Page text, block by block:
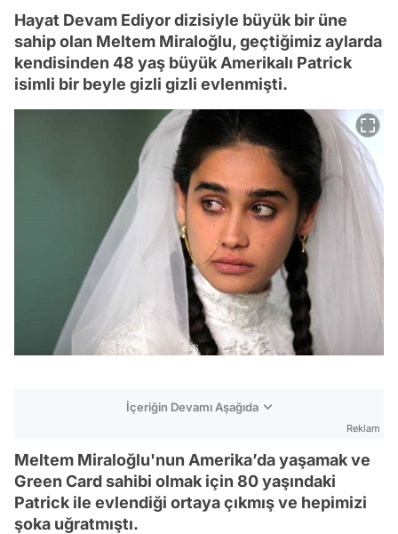
Hayat Devam Ediyor dizisiyle büyük bir üne
sahip olan Meltem Miraloğlu, geçtiğimiz aylarda
kendisinden 48 yaş büyük Amerikalı Patrick
isimli bir beyle gizli gizli evlenmişti.
İçeriğin Devamı Aşağıda
Reklam
Meltem Miraloğlu'nun Amerika’da yaşamak ve
Green Card sahibi olmak için 80 yaşındaki
Patrick ile evlendiği ortaya çıkmış ve hepimizi
şoka uğratmıştı.